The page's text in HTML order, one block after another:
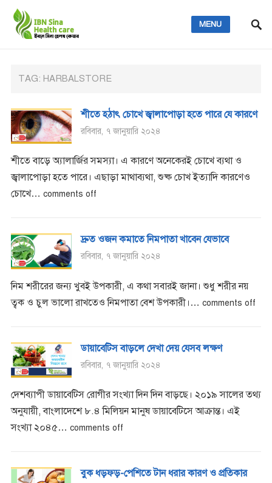
MENU
TAG: HARBALSTORE
শীতে হঠাৎ চোখে জ্বালাপোড়া হতে পারে যে কারণে
রবিবার, ৭ জানুয়ারি ২০২৪
শীতে বাড়ে অ্যালার্জির সমস্যা। এ কারণে অনেকেরই চোখে ব্যথা ও
জ্বালাপোড়া হতে পারে। এছাড়া মাথাব্যথা, শুষ্ক চোখ ইত্যাদি কারণেও
চোখে… comments off
দ্রুত ওজন কমাতে নিমপাতা খাবেন যেভাবে
রবিবার, ৭ জানুয়ারি ২০২৪
নিম শরীরের জন্য খুবই উপকারী, এ কথা সবারই জানা। শুধু শরীর নয়
ত্বক ও চুল ভালো রাখতেও নিমপাতা বেশ উপকারী।… comments off
ডায়াবেটিস বাড়লে দেখা দেয় যেসব লক্ষণ
রবিবার, ৭ জানুয়ারি ২০২৪
দেশব্যাপী ডায়াবেটিস রোগীর সংখ্যা দিন দিন বাড়ছে। ২০১৯ সালের তথ্য
অনুযায়ী, বাংলাদেশে ৮.৪ মিলিয়ন মানুষ ডায়াবেটিসে আক্রান্ত। এই
সংখ্যা ২০৪৫… comments off
বুক ধড়ফড়-পেশিতে টান ধরার কারণ ও প্রতিকার